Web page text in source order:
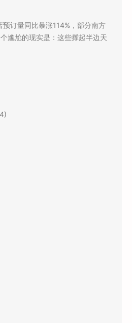
订量同比暴涨114%，部分南方
尴尬的现实是：这些撑起半边天